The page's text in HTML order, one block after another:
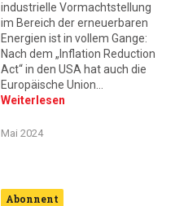
industrielle Vormachtstellung
im Bereich der erneuerbaren
Energien ist in vollem Gange:
Nach dem „Inflation Reduction
Act“ in den USA hat auch die
Europäische Union…
Weiterlesen
Mai 2024
Abonnent